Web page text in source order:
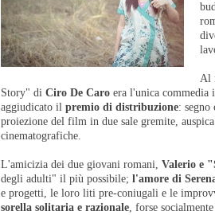
Al
Story" di Ciro De Caro era l'unica commedia
aggiudicato il premio di distribuzione: segno
proiezione del film in due sale gremite,
cinematografiche.
L'amicizia dei due giovani romani, Valerio e
degli adulti" il più possibile; l'amore di
e progetti, le loro liti pre-coniugali e le
sorella solitaria e razionale, forse